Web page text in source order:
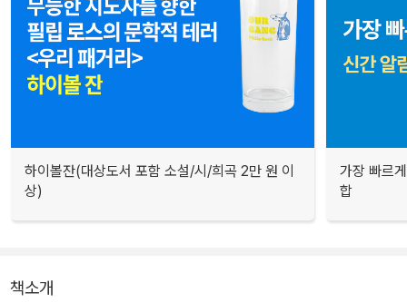
하이볼잔(대상도서 포함 소설/시/희곡 2만 원 이
상)
가장 빠르
합
책소개